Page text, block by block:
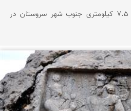
کاخ ساسانی سروستان در ۷.۵ کیلومتری جنوب شهر سروستان در